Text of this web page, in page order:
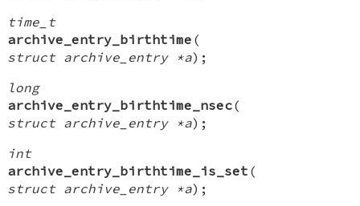
time_t
archive_entry_birthtime (
struct archive_entry *a);
long
archive_entry_birthtime_nsec(
struct archive_entry *a);
int
archive_entry_birthtime_is_set (
struct archive_entry *a);